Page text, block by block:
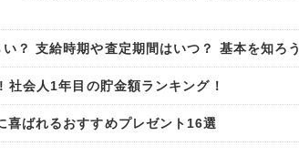
？ 支給時期や査定期間はいつ？ 基本を知ろう
会人1年目の貯金額ランキング！
喜ばれるおすすめプレゼント16選